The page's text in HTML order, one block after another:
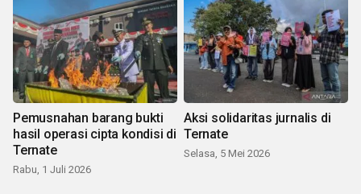
Pemusnahan barang bukti
hasil operasi cipta kondisi di
Ternate
Rabu, 1 Juli 2026
Aksi solidaritas jurnalis di
Ternate
Selasa, 5 Mei 2026